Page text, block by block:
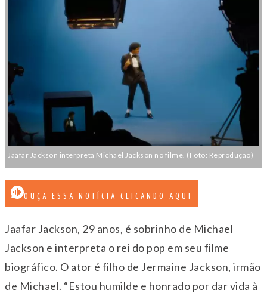
Jaafar Jackson interpreta Michael Jackson no filme. (Foto: Reprodução)
OUÇA ESSA NOTÍCIA CLICANDO AQUI
Jaafar Jackson, 29 anos, é sobrinho de Michael
Jackson e interpreta o rei do pop em seu filme
biográfico. O ator é filho de Jermaine Jackson, irmão
de Michael. “Estou humilde e honrado por dar vida à